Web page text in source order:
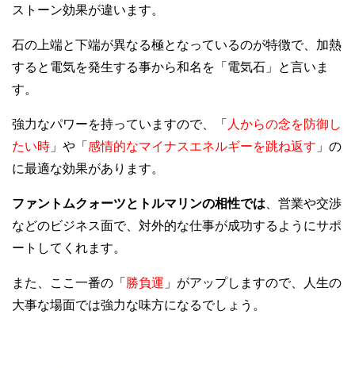
ストーン効果が違います。
石の上端と下端が異なる極となっているのが特徴で、加熱
すると電気を発生する事から和名を「電気石」と言いま
す。
強力なパワーを持っていますので、「 人からの念を防御し
たい時 」や「 感情的なマイナスエネルギーを跳ね返す 」の
に最適な効果があります。
ファントムクォーツとトルマリンの相性では 、営業や交渉
などのビジネス面で、対外的な仕事が成功するようにサポ
ートしてくれます。
また、ここ一番の「 勝負運 」がアップしますので、人生の
大事な場面では強力な味方になるでしょう。